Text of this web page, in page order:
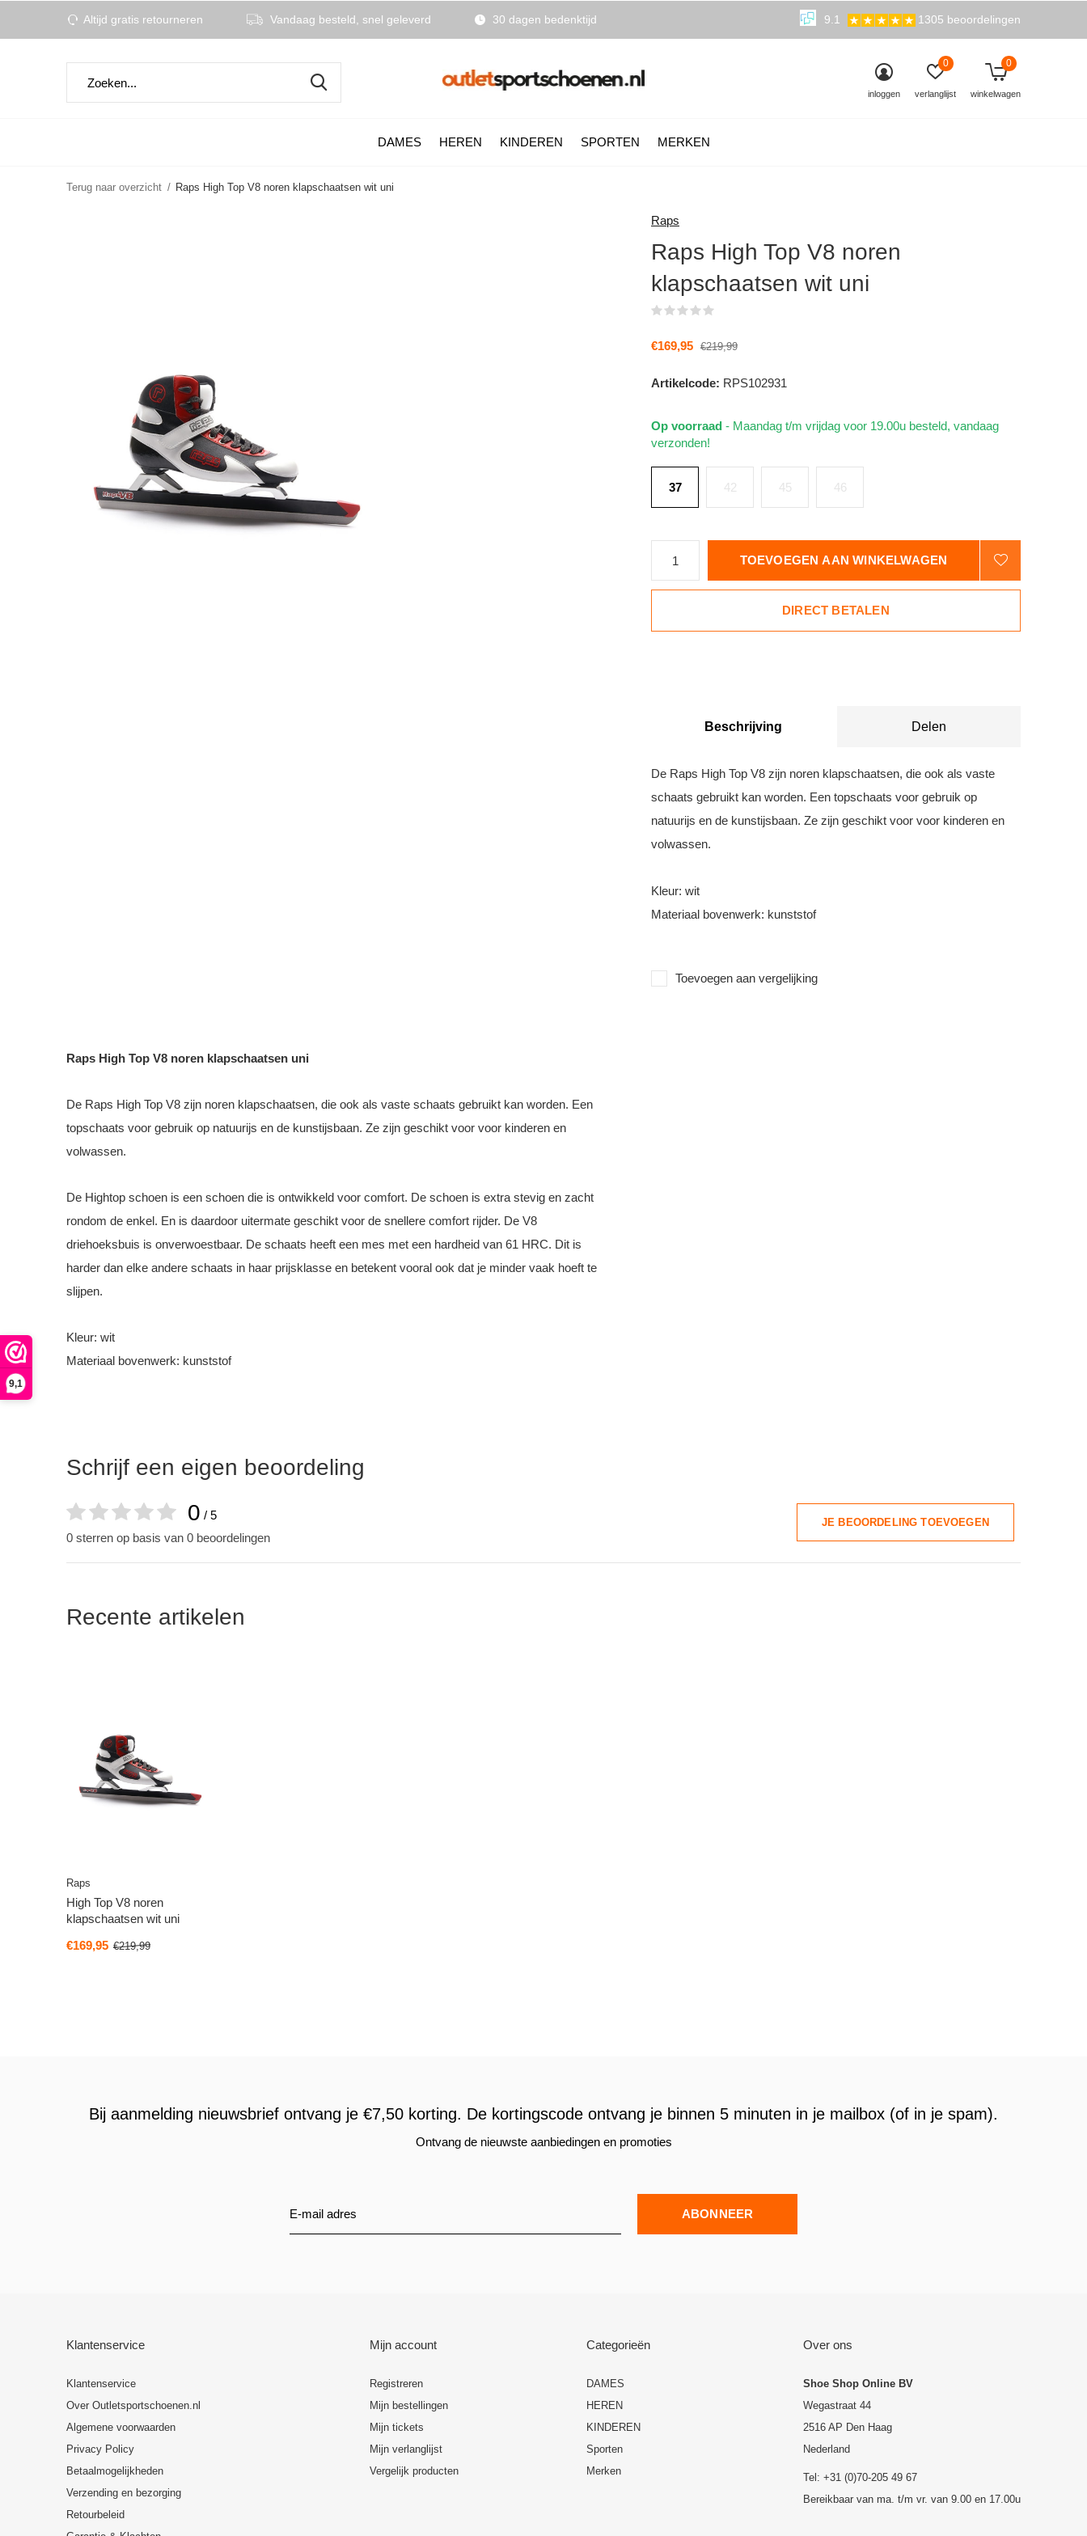
9,1
DAMES HEREN KINDEREN SPORTEN MERKEN
inloggen verlanglijst
0
winkelwagen
0
Altijd gratis retourneren Vandaag besteld, snel geleverd 30 dagen bedenktijd 9.1 1305 beoordelingen
Terug naar overzicht Raps High Top V8 noren klapschaatsen wit uni
Raps
Raps High Top V8 noren
klapschaatsen wit uni
€169,95 €219,99
Artikelcode: RPS102931
Op voorraad - Maandag t/m vrijdag voor 19.00u besteld, vandaag
verzonden!
37 42 45 46
TOEVOEGEN AAN WINKELWAGEN
DIRECT BETALEN
Beschrijving Delen
De Raps High Top V8 zijn noren klapschaatsen, die ook als vaste
schaats gebruikt kan worden. Een topschaats voor gebruik op
natuurijs en de kunstijsbaan. Ze zijn geschikt voor voor kinderen en
volwassen.
Kleur: wit
Materiaal bovenwerk: kunststof
Toevoegen aan vergelijking
Raps High Top V8 noren klapschaatsen uni
De Raps High Top V8 zijn noren klapschaatsen, die ook als vaste schaats gebruikt kan worden. Een
topschaats voor gebruik op natuurijs en de kunstijsbaan. Ze zijn geschikt voor voor kinderen en
volwassen.
De Hightop schoen is een schoen die is ontwikkeld voor comfort. De schoen is extra stevig en zacht
rondom de enkel. En is daardoor uitermate geschikt voor de snellere comfort rijder. De V8
driehoeksbuis is onverwoestbaar. De schaats heeft een mes met een hardheid van 61 HRC. Dit is
harder dan elke andere schaats in haar prijsklasse en betekent vooral ook dat je minder vaak hoeft te
slijpen.
Kleur: wit
Materiaal bovenwerk: kunststof
Schrijf een eigen beoordeling
0 / 5
0 sterren op basis van 0 beoordelingen
JE BEOORDELING TOEVOEGEN
Recente artikelen
Raps
High Top V8 noren
klapschaatsen wit uni
€169,95 €219,99
Bij aanmelding nieuwsbrief ontvang je €7,50 korting. De kortingscode ontvang je binnen 5 minuten in je mailbox (of in je spam).
Ontvang de nieuwste aanbiedingen en promoties
ABONNEER
Klantenservice
Klantenservice
Over Outletsportschoenen.nl
Algemene voorwaarden
Privacy Policy
Betaalmogelijkheden
Verzending en bezorging
Retourbeleid
Mijn account
Registreren
Mijn bestellingen
Mijn tickets
Mijn verlanglijst
Vergelijk producten
Categorieën
DAMES
HEREN
KINDEREN
Sporten
Merken
Over ons
Shoe Shop Online BV
Wegastraat 44
2516 AP Den Haag
Nederland
Tel: +31 (0)70-205 49 67
Bereikbaar van ma. t/m vr. van 9.00 en 17.00u